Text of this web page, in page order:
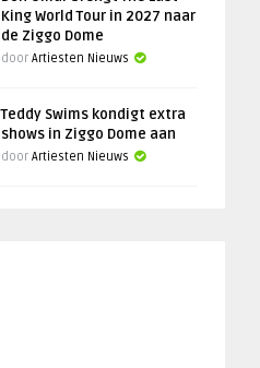
King World Tour in 2027 naar
de Ziggo Dome
door Artiesten Nieuws
Teddy Swims kondigt extra
shows in Ziggo Dome aan
door Artiesten Nieuws